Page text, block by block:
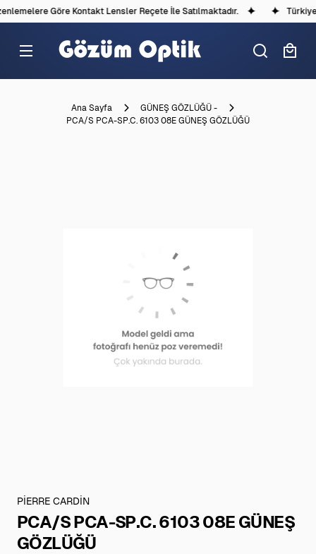
Göre Kontakt Lensler Reçete İle Satılmaktadır.
Ana Sayfa
GÜNEŞ GÖZLÜĞÜ -
PCA/S PCA-SP.C. 6103 08E GÜNEŞ GÖZLÜĞÜ
PİERRE CARDİN
PCA/S PCA-SP.C. 6103 08E GÜNEŞ
GÖZLÜĞÜ